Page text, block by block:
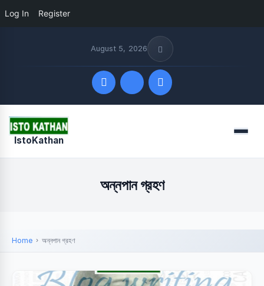
Log In Register
August 5, 2026
Quick Links
IstoKathan Menu
অন্নপান গ্রহণ
Home অন্নপান গ্রহণ